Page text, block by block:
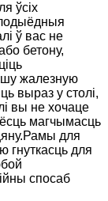
ўсіх
ў вас не
бетону,
жалезную
выраз у столі,
вы не хочаце
магчымасць
для
гнуткасць для
спосаб